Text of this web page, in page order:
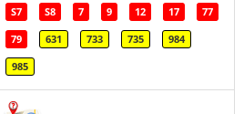
S7 S8 7 9 12 17 77
79 631 733 735 984
985